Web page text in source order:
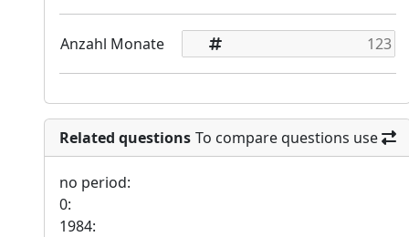
Anzahl Monate
Related questions To compare questions use
no period:
0:
1984: